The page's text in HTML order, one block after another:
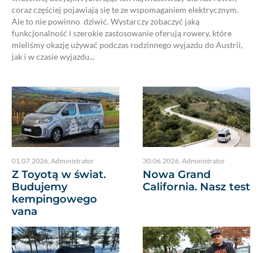
coraz częściej pojawiają się te ze wspomaganiem elektrycznym.
Ale to nie powinno dziwić. Wystarczy zobaczyć jaką
funkcjonalność i szerokie zastosowanie oferują rowery, które
mieliśmy okazję używać podczas rodzinnego wyjazdu do Austrii,
jak i w czasie wyjazdu...
01.07.2026 Administrator
Z Toyotą w świat.
Budujemy
kempingowego
vana
30.06.2026 Administrator
Nowa Grand
California. Nasz test